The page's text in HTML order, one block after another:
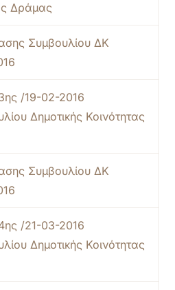
Δράμας
Συμβουλίου ΔΚ
/19-02-2016
Δημοτικής Κοινότητας
Συμβουλίου ΔΚ
/21-03-2016
Δημοτικής Κοινότητας